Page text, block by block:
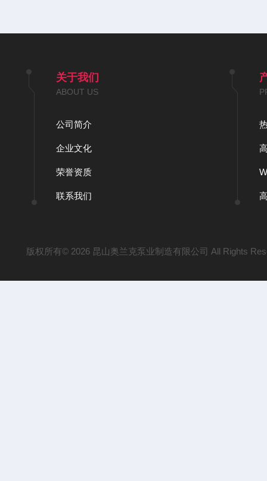
关于我们
ABOUT US
公司简介
企业文化
荣誉资质
联系我们
版权所有© 2026 昆山奥兰克泵业制造有限公司 All Rights